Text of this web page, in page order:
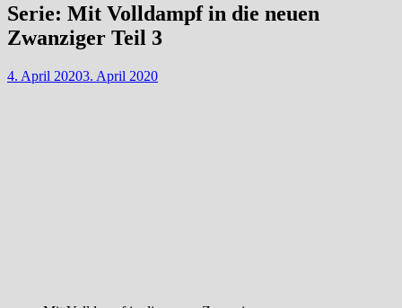
Serie: Mit Volldampf in die neuen
Zwanziger Teil 3
4. April 20203. April 2020